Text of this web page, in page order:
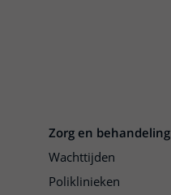
Zorg en behandeling
Wachttijden
Poliklinieken